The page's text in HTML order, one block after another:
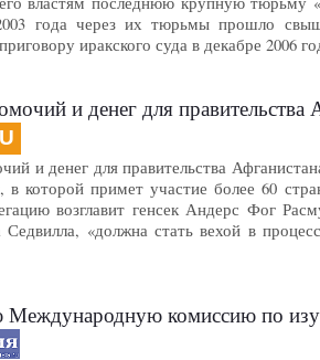
года через их тюрьмы прошло
иракского суда в декабре 2006
и денег для правительства
и денег для правительства
в которой примет участие более 60
возглавит генсек Андерс Фог
«должна стать вехой в
комиссию по изучению причин